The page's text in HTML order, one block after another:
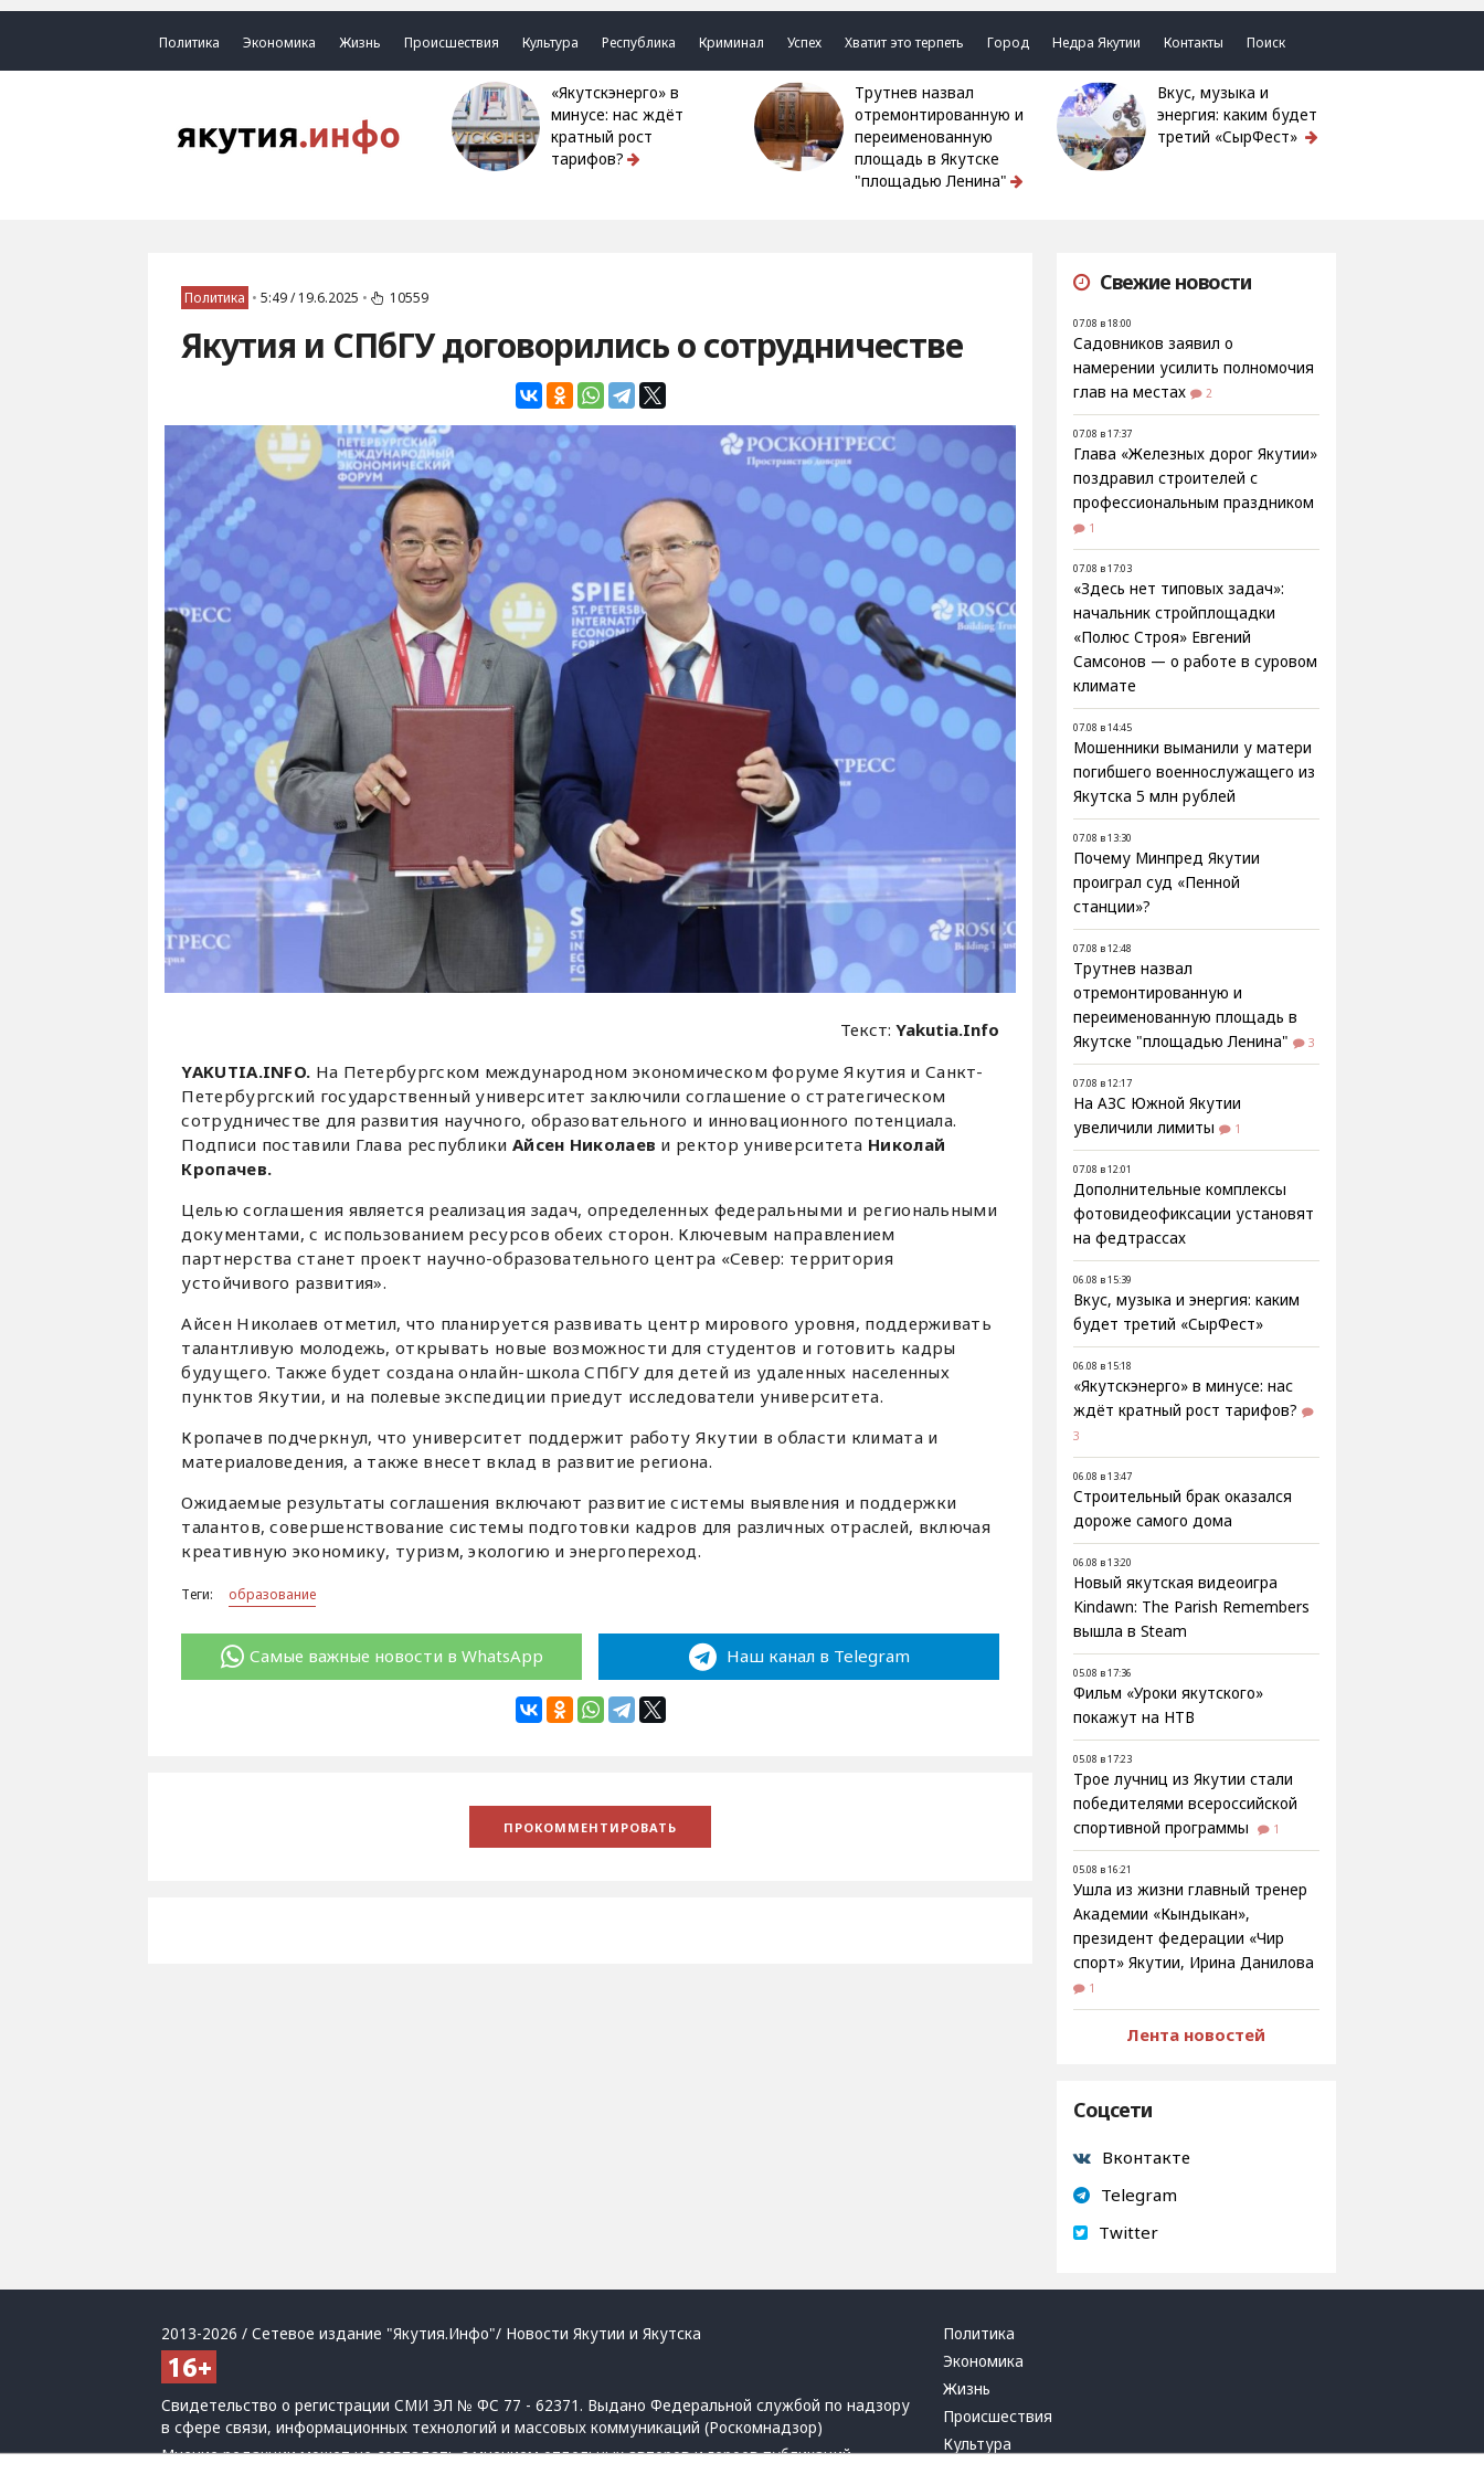
Политика Экономика Жизнь Происшествия Культура Республика Криминал Успех Хватит это терпеть Город Недра Якутии Контакты Поиск
«Якутскэнерго» в
минусе: нас ждёт
кратный рост
тарифов?
Трутнев назвал
отремонтированную и
переименованную
площадь в Якутске
"площадью Ленина"
Вкус, музыка и
энергия: каким будет
третий «СырФест»
Политика • 5:49 / 19.6.2025 • 10559
Якутия и СПбГУ договорились о сотрудничестве
Текст:Yakutia.Info
YAKUTIA.INFO. На Петербургском международном экономическом форуме Якутия и Санкт-
Петербургский государственный университет заключили соглашение о стратегическом
сотрудничестве для развития научного, образовательного и инновационного потенциала.
Подписи поставили Глава республики Айсен Николаев и ректор университета Николай
Кропачев.
Целью соглашения является реализация задач, определенных федеральными и региональными
документами, с использованием ресурсов обеих сторон. Ключевым направлением
партнерства станет проект научно-образовательного центра «Север: территория
устойчивого развития».
Айсен Николаев отметил, что планируется развивать центр мирового уровня, поддерживать
талантливую молодежь, открывать новые возможности для студентов и готовить кадры
будущего. Также будет создана онлайн-школа СПбГУ для детей из удаленных населенных
пунктов Якутии, и на полевые экспедиции приедут исследователи университета.
Кропачев подчеркнул, что университет поддержит работу Якутии в области климата и
материаловедения, а также внесет вклад в развитие региона.
Ожидаемые результаты соглашения включают развитие системы выявления и поддержки
талантов, совершенствование системы подготовки кадров для различных отраслей, включая
креативную экономику, туризм, экологию и энергопереход.
Теги: образование
Самые важные новости в WhatsApp Наш канал в Telegram
Свежие новости
07.08 в 18:00
Садовников заявил о
намерении усилить полномочия
глав на местах
2
07.08 в 17:37
Глава «Железных дорог Якутии»
поздравил строителей с
профессиональным праздником
1
07.08 в 17:03
«Здесь нет типовых задач»:
начальник стройплощадки
«Полюс Строя» Евгений
Самсонов — о работе в суровом
климате
07.08 в 14:45
Мошенники выманили у матери
погибшего военнослужащего из
Якутска 5 млн рублей
07.08 в 13:30
Почему Минпред Якутии
проиграл суд «Пенной
станции»?
07.08 в 12:48
Трутнев назвал
отремонтированную и
переименованную площадь в
Якутске "площадью Ленина"
3
07.08 в 12:17
На АЗС Южной Якутии
увеличили лимиты
1
07.08 в 12:01
Дополнительные комплексы
фотовидеофиксации установят
на федтрассах
06.08 в 15:39
Вкус, музыка и энергия: каким
будет третий «СырФест»
06.08 в 15:18
«Якутскэнерго» в минусе: нас
ждёт кратный рост тарифов?
3
06.08 в 13:47
Строительный брак оказался
дороже самого дома
06.08 в 13:20
Новый якутская видеоигра
Kindawn: The Parish Remembers
вышла в Steam
05.08 в 17:36
Фильм «Уроки якутского»
покажут на НТВ
05.08 в 17:23
Трое лучниц из Якутии стали
победителями всероссийской
спортивной программы
1
05.08 в 16:21
Ушла из жизни главный тренер
Академии «Кындыкан»,
президент федерации «Чир
спорт» Якутии, Ирина Данилова
1
Лента новостей
Соцсети
Вконтакте
Telegram
Twitter
2013-2026 / Сетевое издание "Якутия.Инфо"/ Новости Якутии и Якутска
Свидетельство о регистрации СМИ ЭЛ № ФС 77 - 62371. Выдано Федеральной службой по надзору
в сфере связи, информационных технологий и массовых коммуникаций (Роскомнадзор)
Мнение редакции может не совпадать с мнением отдельных авторов и героев публикаций.
Политика
Экономика
Жизнь
Происшествия
Культура